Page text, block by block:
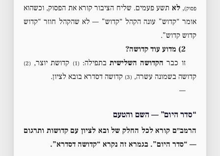
פסוק),לא תשע פעמים. שליח הציבור קורא את הפסוק, וכשהוא
אומר “קדוש” עונה הקהל “קדוש” — לא שהקהל חוזר “קדוש
קדוש קדוש”.
2) מדוע עוד קדושה?
זו כבר הקדושה השלישיתבתפילה: (1) קדושת יוצר, (2)
קדושה בשמונה עשרה, (3)
קדושה דסדרא בובא לציון.
—
“סדר היום” — השם והטעם
הרמב״ם קורא לכל החלק של ובא לציון עם קדושות ותרגום
— “סדר היום”. בגמרא זה נקרא “קדושה דסדרא”.